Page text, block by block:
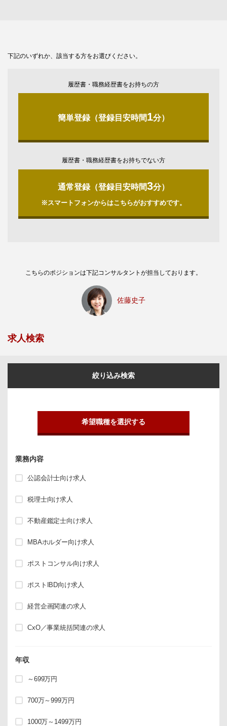
下記のいずれか、該当する方をお選びください。
履歴書・職務経歴書をお持ちの方
簡単登録（登録目安時間1分）
履歴書・職務経歴書をお持ちでない方
通常登録（登録目安時間3分）
※スマートフォンからはこちらがおすすめです。
こちらのポジションは下記コンサルタントが担当しております。
佐藤史子
求人検索
絞り込み検索
希望職種を選択する
業務内容
公認会計士向け求人
税理士向け求人
不動産鑑定士向け求人
MBAホルダー向け求人
ポストコンサル向け求人
ポストIBD向け求人
経営企画関連の求人
CxO／事業統括関連の求人
年収
～699万円
700万～999万円
1000万～1499万円